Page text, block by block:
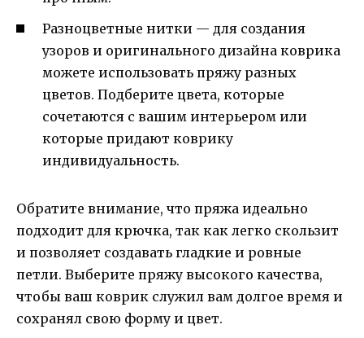
Разноцветные нитки — для создания
узоров и оригинального дизайна коврика
можете использовать пряжу разных
цветов. Подберите цвета, которые
сочетаются с вашим интерьером или
которые придают коврику
индивидуальность.
Обратите внимание, что пряжа идеально
подходит для крючка, так как легко скользит
и позволяет создавать гладкие и ровные
петли. Выберите пряжу высокого качества,
чтобы ваш коврик служил вам долгое время и
сохранял свою форму и цвет.